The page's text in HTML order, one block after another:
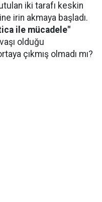
iki tarafı keskin
irin akmaya başladı.
ile mücadele"
olduğu
çıkmış olmadı mı?